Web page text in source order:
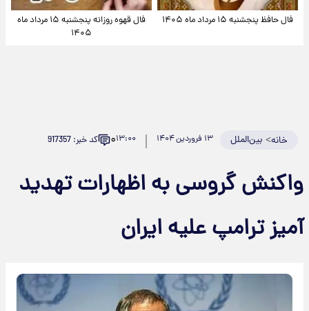
فال حافظ پنجشنبه ۱۵ مرداد ماه ۱۴۰۵
فال قهوه روزانه پنجشنبه ۱۵ مرداد ماه
۱۴۰۵
خانه> بین‌الملل ۱۳ فروردین ۱۴۰۴ ۱۳:۰۰۰ کد خبر: 917357
واکنش گروسی به اظهارات تهدید
آمیز ترامپ علیه ایران